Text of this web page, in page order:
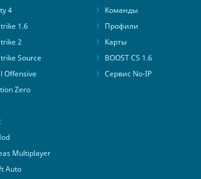
4
1.6
2
Source
Offensive
Zero
Multiplayer
Auto
Команды
Профили
Карты
BOOST CS 1.6
Сервис No-IP